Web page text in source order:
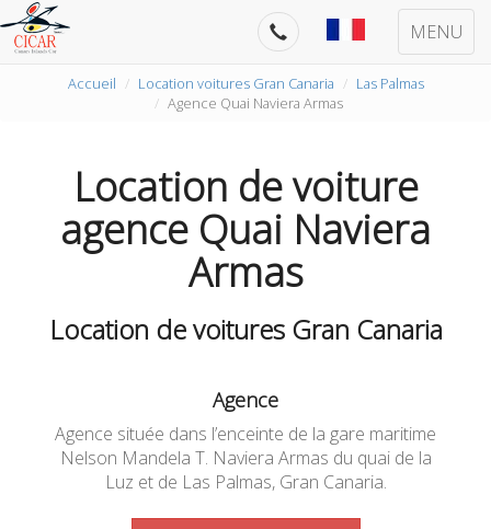
MENU
Accueil Location voitures Gran Canaria
Las Palmas
Agence Quai Naviera Armas
Location de voiture
agence Quai Naviera
Armas
Location de voitures Gran Canaria
Agence
Agence située dans l’enceinte de la gare maritime
Nelson Mandela T. Naviera Armas du quai de la
Luz et de Las Palmas, Gran Canaria.